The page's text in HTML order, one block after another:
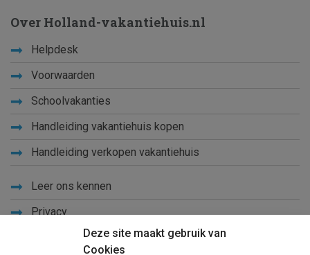
Deze site maakt gebruik van
Cookies
Over Holland-vakantiehuis.nl
Helpdesk
Voorwaarden
Schoolvakanties
Handleiding vakantiehuis kopen
Handleiding verkopen vakantiehuis
Leer ons kennen
Privacy